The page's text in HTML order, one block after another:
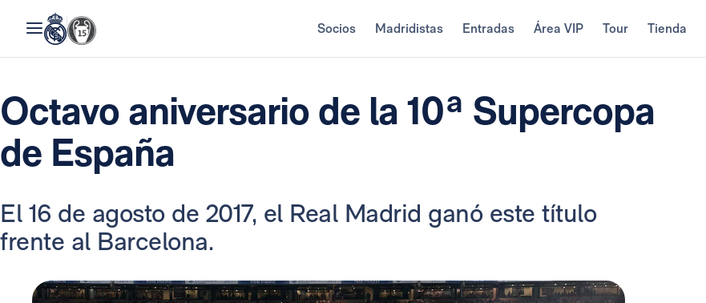
Socios Madridistas Entradas Área VIP Tour Tienda
Octavo aniversario de la 10ª Supercopa
de España
El 16 de agosto de 2017, el Real Madrid ganó este título
frente al Barcelona.